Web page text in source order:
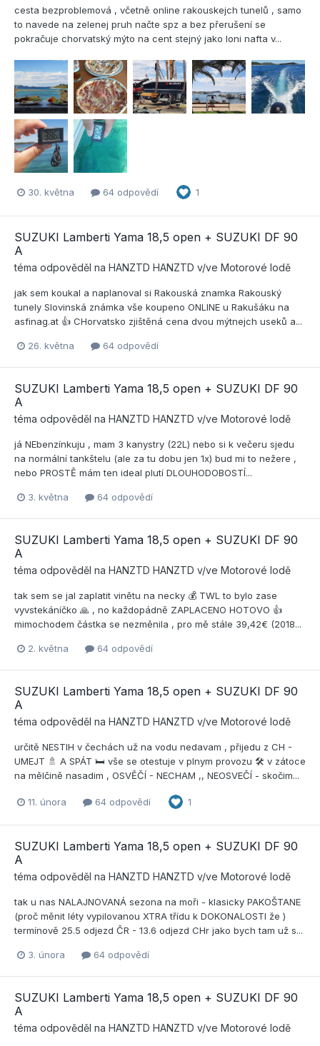
cesta bezproblemová , včetně online rakouskejch tunelů , samo
to navede na zelenej pruh načte spz a bez přerušení se
pokračuje chorvatský mýto na cent stejný jako loni nafta v...
30. května 64 odpovědí 1
SUZUKI Lamberti Yama 18,5 open + SUZUKI DF 90
A
téma odpověděl na HANZTD HANZTD v/ve Motorové lodě
jak sem koukal a naplanoval si Rakouská znamka Rakouský
tunely Slovinská známka vše koupeno ONLINE u Rakušáku na
asfinag.at 👍 CHorvatsko zjištěná cena dvou mýtnejch useků a...
26. května 64 odpovědí
SUZUKI Lamberti Yama 18,5 open + SUZUKI DF 90
A
téma odpověděl na HANZTD HANZTD v/ve Motorové lodě
já NEbenzínkuju , mam 3 kanystry (22L) nebo si k večeru sjedu
na normální tankštelu (ale za tu dobu jen 1x) bud mi to nežere ,
nebo PROSTĚ mám ten ideal plutí DLOUHODOBOSTÍ...
3. května 64 odpovědí
SUZUKI Lamberti Yama 18,5 open + SUZUKI DF 90
A
téma odpověděl na HANZTD HANZTD v/ve Motorové lodě
tak sem se jal zaplatit vinětu na necky 💰 TWL to bylo zase
vyvstekáníčko 🙏 , no každopádně ZAPLACENO HOTOVO 👍
mimochodem částka se nezměnila , pro mě stále 39,42€ (2018...
2. května 64 odpovědí
SUZUKI Lamberti Yama 18,5 open + SUZUKI DF 90
A
téma odpověděl na HANZTD HANZTD v/ve Motorové lodě
určitě NESTIH v čechách už na vodu nedavam , přijedu z CH -
UMEJT 🚿 A SPÁT 🛏️ vše se otestuje v plnym provozu 🛠️ v zátoce
na mělčině nasadim , OSVĚČÍ - NECHAM ,, NEOSVEČÍ - skočim...
11. února 64 odpovědí 1
SUZUKI Lamberti Yama 18,5 open + SUZUKI DF 90
A
téma odpověděl na HANZTD HANZTD v/ve Motorové lodě
tak u nas NALAJNOVANÁ sezona na moři - klasicky PAKOŠTANE
(proč měnit léty vypilovanou XTRA třídu k DOKONALOSTI že )
termínově 25.5 odjezd ČR - 13.6 odjezd CHr jako bych tam už s...
3. února 64 odpovědí
SUZUKI Lamberti Yama 18,5 open + SUZUKI DF 90
A
téma odpověděl na HANZTD HANZTD v/ve Motorové lodě